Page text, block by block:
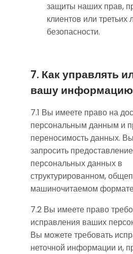
защиты наших прав,
клиентов или третьих
безопасности.
7. Как управлять
вашу информацию
7.1 Вы имеете право на
персональным данным и
переносимость данных.
запросить
персональных данных в
структурированном,
машиночитаемом
7.2 Вы имеете право
исправления ваших
Вы можете требовать
неточной информации и,